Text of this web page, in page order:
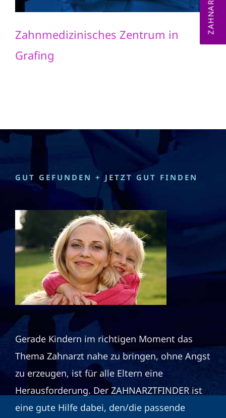
Zahnmedizinisches Zentrum in
Grafing
GUT GEFUNDEN + JETZT GUT FINDEN
Gerade Kindern im richtigen Moment das
Thema Zahnarzt nahe zu bringen, ohne Angst
zu erzeugen, ist für alle Eltern eine
Herausforderung. Der ZAHNARZTFINDER ist
eine gute Hilfe dabei, den/die passende